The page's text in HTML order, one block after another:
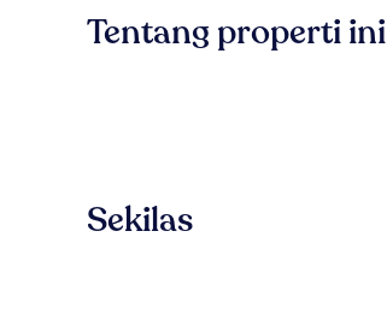
Tentang properti ini
Sekilas